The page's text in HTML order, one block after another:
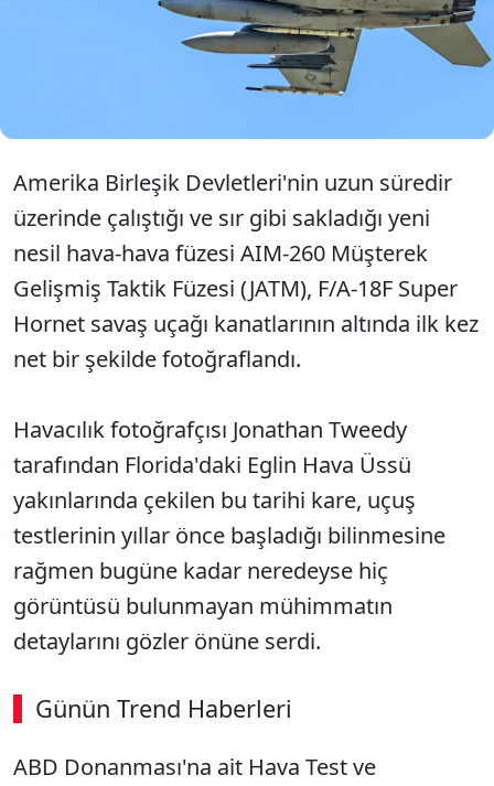
görüntülendi. Sır gibi saklanan füzeler
AIM-120 AMRAAM füzelerinin yerini alacak.
Amerika Birleşik Devletleri'nin uzun süredir
üzerinde çalıştığı ve sır gibi sakladığı yeni
nesil hava-hava füzesi AIM-260 Müşterek
Gelişmiş Taktik Füzesi (JATM), F/A-18F Super
Hornet savaş uçağı kanatlarının altında ilk kez
net bir şekilde fotoğraflandı.
Havacılık fotoğrafçısı Jonathan Tweedy
tarafından Florida'daki Eglin Hava Üssü
yakınlarında çekilen bu tarihi kare, uçuş
testlerinin yıllar önce başladığı bilinmesine
rağmen bugüne kadar neredeyse hiç
görüntüsü bulunmayan mühimmatın
detaylarını gözler önüne serdi.
Günün Trend Haberleri
ABD Donanması'na ait Hava Test ve